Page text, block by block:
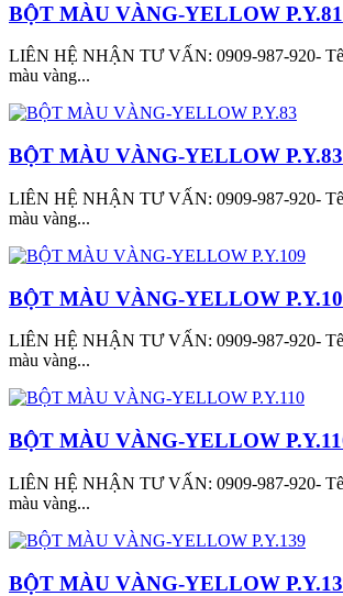
BỘT MÀU VÀNG-YELLOW P.Y.81
LIÊN HỆ NHẬN TƯ VẤN: 0909-987-920-
màu vàng...
BỘT MÀU VÀNG-YELLOW P.Y.83
LIÊN HỆ NHẬN TƯ VẤN: 0909-987-920-
màu vàng...
BỘT MÀU VÀNG-YELLOW
LIÊN HỆ NHẬN TƯ VẤN: 0909-987-920-
màu vàng...
BỘT MÀU VÀNG-YELLOW
LIÊN HỆ NHẬN TƯ VẤN: 0909-987-920-
màu vàng...
BỘT MÀU VÀNG-YELLOW